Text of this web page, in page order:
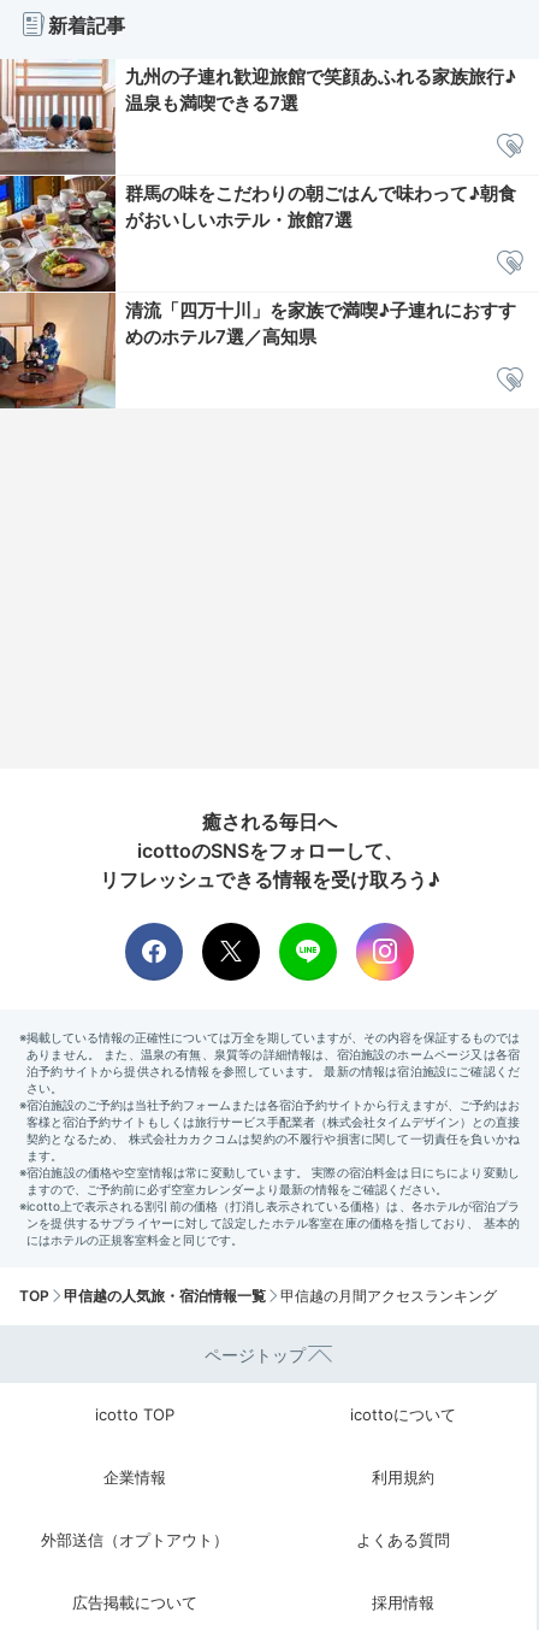
新着記事
九州の子連れ歓迎旅館で笑顔あふれる家族旅行♪
温泉も満喫できる7選
群馬の味をこだわりの朝ごはんで味わって♪朝食
がおいしいホテル・旅館7選
清流「四万十川」を家族で満喫♪子連れにおすす
めのホテル7選／高知県
癒される毎日へ
icottoのSNSをフォローして、
リフレッシュできる情報を受け取ろう♪
TOP 甲信越の人気旅・宿泊情報一覧 甲信越の月間アクセスランキング
ページトップ
icotto TOP icottoについて
企業情報 利用規約
外部送信（オプトアウト） よくある質問
広告掲載について 採用情報